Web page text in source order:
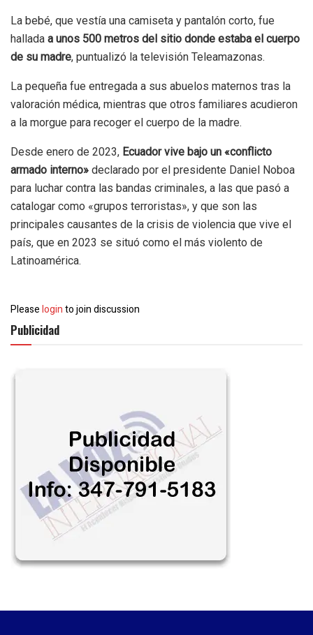
La bebé, que vestía una camiseta y pantalón corto, fue
hallada a unos 500 metros del sitio donde estaba el cuerpo
de su madre, puntualizó la televisión Teleamazonas.
La pequeña fue entregada a sus abuelos maternos tras la
valoración médica, mientras que otros familiares acudieron
a la morgue para recoger el cuerpo de la madre.
Desde enero de 2023, Ecuador vive bajo un «conflicto
armado interno» declarado por el presidente Daniel Noboa
para luchar contra las bandas criminales, a las que pasó a
catalogar como «grupos terroristas», y que son las
principales causantes de la crisis de violencia que vive el
país, que en 2023 se situó como el más violento de
Latinoamérica.
Pleaseloginto join discussion
Publicidad